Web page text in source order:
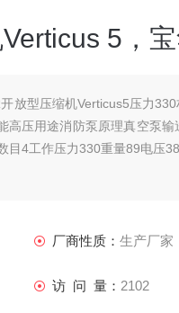
5，
放型压缩机Verticus5压力
高压用途消防泵原理真空泵
目4工作压力330重量89电压
厂商性质： 生产厂家
访 问 量： 2102